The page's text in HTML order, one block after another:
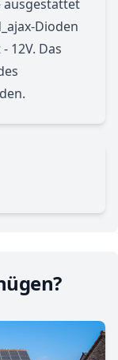
ausgestattet
Dioden
12V. Das